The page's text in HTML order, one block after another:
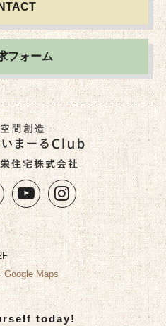
フォーム
Google Maps
today!